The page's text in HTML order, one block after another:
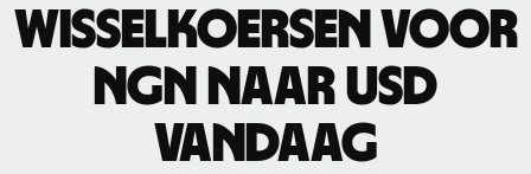
Wisselkoersen voor
NGN naar USD
vandaag